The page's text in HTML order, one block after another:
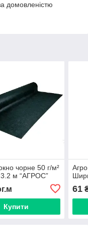
домовленістю
чорне 50 г/м²
м “AГРОС”
Купити
61